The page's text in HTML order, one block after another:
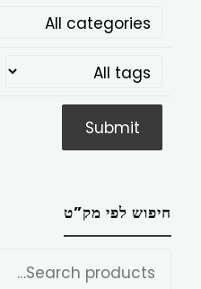
חיפוש לפי מק”ט